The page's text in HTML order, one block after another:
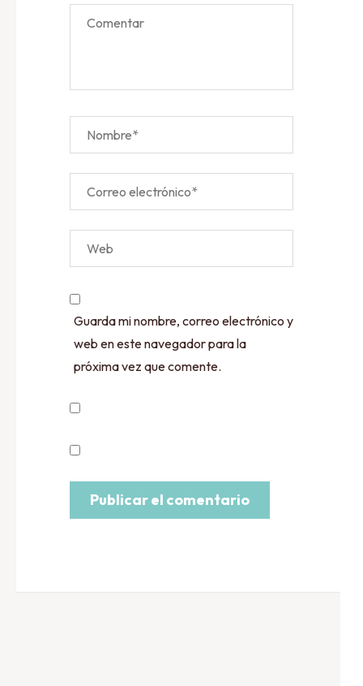
Guarda mi nombre, correo electrónico y
web en este navegador para la
próxima vez que comente.